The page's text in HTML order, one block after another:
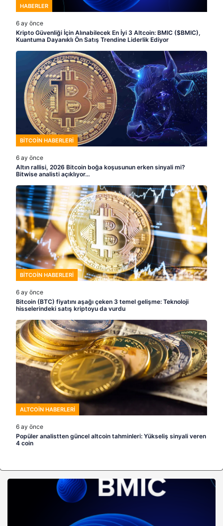
HABERLER
6 ay önce
Kripto Güvenliği İçin Alınabilecek En İyi 3 Altcoin: BMIC ($BMIC),
Kuantuma Dayanıklı Ön Satış Trendine Liderlik Ediyor
BITCOIN HABERLERI
6 ay önce
Altın rallisi, 2026 Bitcoin boğa koşusunun erken sinyali mi?
Bitwise analisti açıklıyor…
BITCOIN HABERLERI
6 ay önce
Bitcoin (BTC) fiyatını aşağı çeken 3 temel gelişme: Teknoloji
hisselerindeki satış kriptoyu da vurdu
ALTCOIN HABERLERI
6 ay önce
Popüler analistten güncel altcoin tahminleri: Yükseliş sinyali veren
4 coin